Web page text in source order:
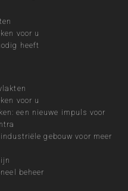
voor u
heeft
voor u
een nieuwe impuls voor
gebouw voor meer
beheer